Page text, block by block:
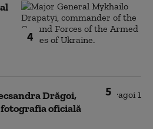
4
5
Drăgoi,
oficială